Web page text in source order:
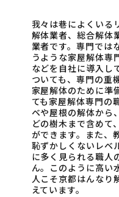
我々は巷によくいる
解体業者、総合解体
業者です。専門では
うような家屋解体専
などを自社に導入し
ついても、専門の重
家屋解体のために準
ても家屋解体専門の
ベや屋根の解体から
どの樹木まで含めて
ができます。また、
恥ずかしくないレベ
に多く見られる職人
ん。このように高い
人こそ京都はんなり
えています。